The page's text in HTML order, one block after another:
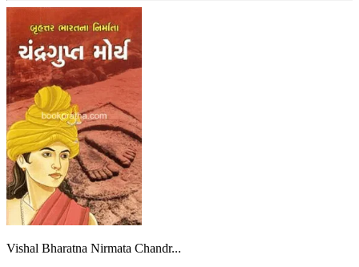
Vishal Bharatna Nirmata Chandr...